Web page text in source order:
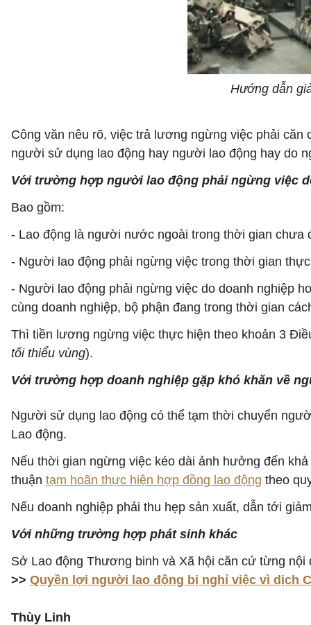
Hướng dẫn
Công văn nêu rõ, việc trả lương ngừng việc phải căn
người sử dụng lao động hay người lao động hay do
Với trường hợp người lao động phải ngừng việc
Bao gồm:
- Lao động là người nước ngoài trong thời gian chưa
- Người lao động phải ngừng việc trong thời gian
- Người lao động phải ngừng việc do doanh nghiệp
cùng doanh nghiệp, bộ phận đang trong thời gian
Thì tiền lương ngừng việc thực hiện theo khoản 3
tối thiểu vùng).
Với trường hợp doanh nghiệp gặp khó khăn về
Người sử dụng lao động có thể tạm thời chuyển
Lao động.
Nếu thời gian ngừng việc kéo dài ảnh hưởng đến
thuận tạm hoãn thực hiện hợp đồng lao động theo
Nếu doanh nghiệp phải thu hẹp sản xuất, dẫn tới
Với những trường hợp phát sinh khác
Sở Lao động Thương binh và Xã hội căn cứ từng
>> Quyền lợi người lao động bị nghỉ việc vì dịch
Thùy Linh